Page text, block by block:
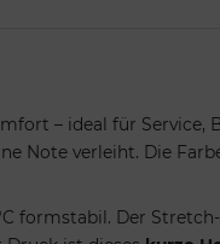
– ideal für Service,
Note verleiht. Die
formstabil. Der